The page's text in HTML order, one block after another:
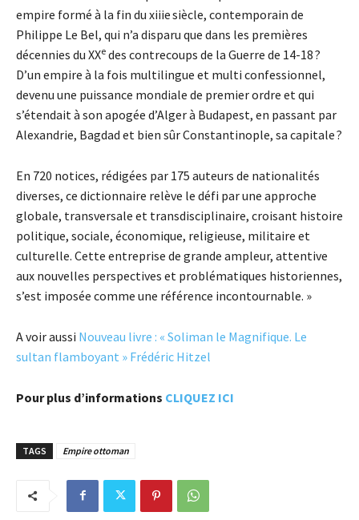
empire formé à la fin du xiiie siècle, contemporain de
Philippe Le Bel, qui n’a disparu que dans les premières
décennies du XXe des contrecoups de la Guerre de 14-18 ?
D’un empire à la fois multilingue et multi confessionnel,
devenu une puissance mondiale de premier ordre et qui
s’étendait à son apogée d’Alger à Budapest, en passant par
Alexandrie, Bagdad et bien sûr Constantinople, sa capitale ?
En 720 notices, rédigées par 175 auteurs de nationalités
diverses, ce dictionnaire relève le défi par une approche
globale, transversale et transdisciplinaire, croisant histoire
politique, sociale, économique, religieuse, militaire et
culturelle. Cette entreprise de grande ampleur, attentive
aux nouvelles perspectives et problématiques historiennes,
s’est imposée comme une référence incontournable. »
A voir aussi Nouveau livre : « Soliman le Magnifique. Le
sultan flamboyant » Frédéric Hitzel
Pour plus d’informations CLIQUEZ ICI
TAGS Empire ottoman